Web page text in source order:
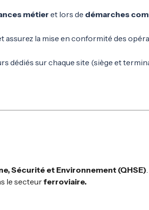
métieret lors de démarches
assurez la mise en conformité des
dédiés sur chaque site (siège et
Sécurité et Environnement (QHSE).
le secteurferroviaire.